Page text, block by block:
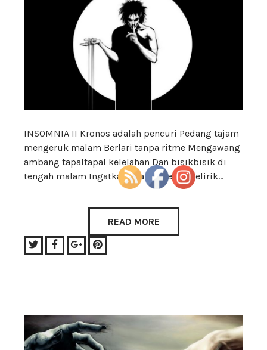
INSOMNIA II Kronos adalah pencuri Pedang tajam
mengeruk malam Berlari tanpa ritme Mengawang
ambang tapaltapal kelelahan Dan bisikbisik di
tengah malam Ingatkan akan sedetik melirik…
READ MORE
TwitterFacebookGoogle+